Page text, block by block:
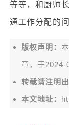
等等，和厨师
通工作分配的问
版权声明：
章，于2024-
转载请注明
本文地址：